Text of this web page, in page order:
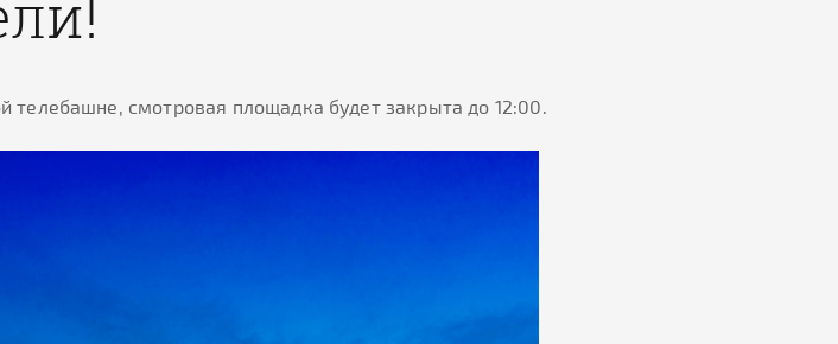
телебашне, смотровая площадка будет закрыта до 12:00.